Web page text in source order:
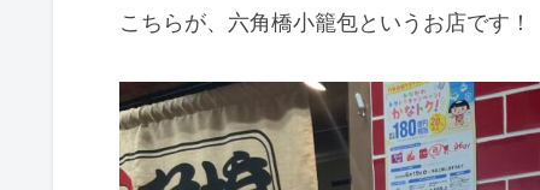
こちらが、六角橋小籠包というお店です